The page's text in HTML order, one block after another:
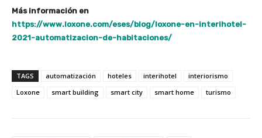
Más información en
https://www.loxone.com/eses/blog/loxone-en-interihotel-
2021-automatizacion-de-habitaciones/
TAGS automatización hoteles interihotel
interiorismo
Loxone
smart building smart city smart home turismo